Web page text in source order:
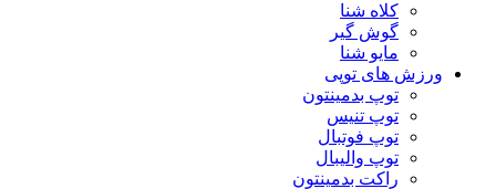
کلاه شنا
گوش گیر
مایو شنا
ورزش های توپی
توپ بدمینتون
توپ تنیس
توپ فوتبال
توپ والیبال
راکت بدمینتون